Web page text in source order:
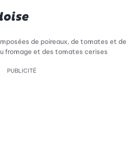
de poireaux, de tomates et de
fromage et des tomates cerises
PUBLICITÉ